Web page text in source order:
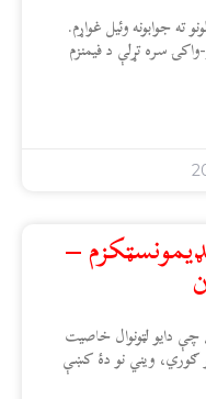
جوابونه وئيل غواړم.
سره تړلې د فيمنزم
–
دايو لټونوال خاصيت
ګوري، ويني نو دۀ کښې